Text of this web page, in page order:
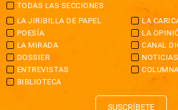
TODAS LAS SECCIONES
LA JIRIBILLA DE PAPEL
LA
POESÍA
LA
LA MIRADA
CANAL
DOSSIER
NOTICIAS
ENTREVISTAS
BIBLIOTECA
SUSCRÍBETE